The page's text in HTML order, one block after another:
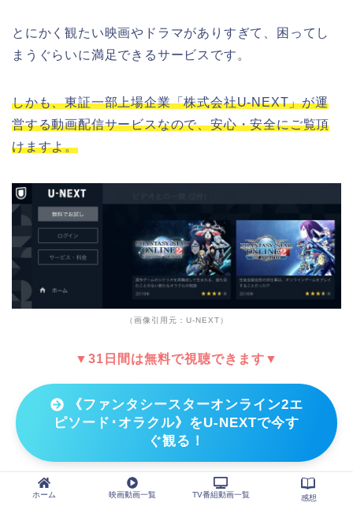
とにかく観たい映画やドラマがありすぎて、困ってし
まうぐらいに満足できるサービスです。
しかも、東証一部上場企業「株式会社U-NEXT」が運
営する動画配信サービスなので、安心・安全にご覧頂
けますよ。
（画像引用元：U-NEXT）
▼31日間は無料で視聴できます▼
《ファンタシースターオンライン2エ
ピソード･オラクル》をU-NEXTで今す
ぐ観る！
※※無料期間の解約で、料金かかりません
ホーム 映画動画一覧 TV番組動画一覧 感想